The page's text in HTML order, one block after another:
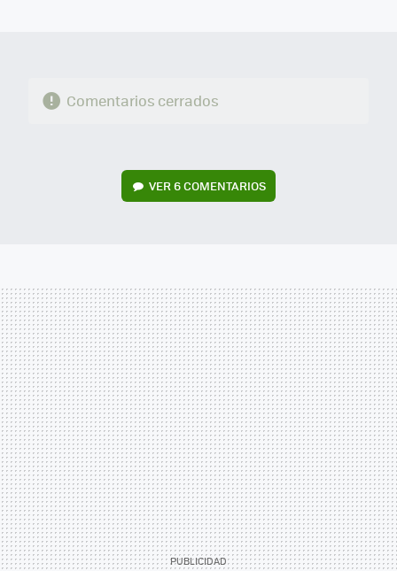
Comentarios cerrados
VER6 COMENTARIOS